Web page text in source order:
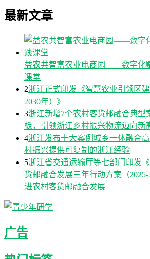
最新文章
益农共智富农业电商园——数字化
课堂
2浙江正式印发《智慧农业引领区
2030年）》
3浙江新增7个农村客货邮融合典型
板，引领浙江乡村振兴物流迈向新
4浙江发布十大案例城乡一体融合
村振兴提供可复制的浙江经验
5浙江省交通运输厅等七部门印发
货邮融合发展三年行动方案（
进农村客货邮融合发展
广告